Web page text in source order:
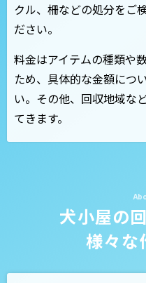
クル、柵などの処分をご
ださい。
料金はアイテムの種類や
ため、具体的な金額につ
い。その他、回収地域な
てきます。
犬小屋の
様々な